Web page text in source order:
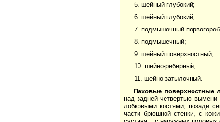
5. шейный глубокий;
6. шейный глубокий;
7. подмышечный
8. подмышечный;
9. шейный поверхностный;
10. шейно-реберный;
11. шейно-затылочный.
Паховые поверхностные
над задней четвертью
лобковыми костями, позади
части брюшной стенки, с